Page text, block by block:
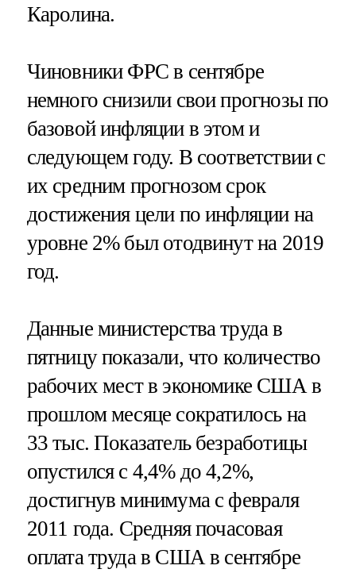
Каролина.
Чиновники ФРС в сентябре
немного снизили свои прогнозы по
базовой инфляции в этом и
следующем году. В соответствии с
их средним прогнозом срок
достижения цели по инфляции на
уровне 2% был отодвинут на 2019
год.
Данные министерства труда в
пятницу показали, что количество
рабочих мест в экономике США в
прошлом месяце сократилось на
33 тыс. Показатель безработицы
опустился с 4,4% до 4,2%,
достигнув минимума с февраля
2011 года. Средняя почасовая
оплата труда в США в сентябре